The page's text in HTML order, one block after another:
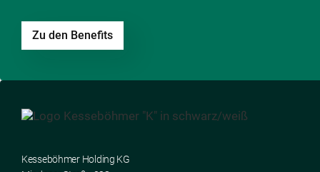
Zu den Benefits
Kesseböhmer Holding KG